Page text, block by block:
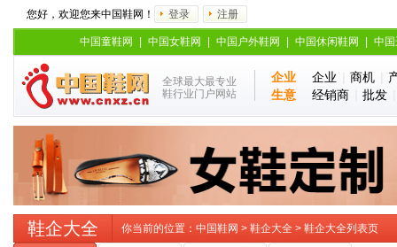
您好，欢迎您来中国鞋网！ 登录 注册
中国童鞋网 中国女鞋网 中国户外鞋网 中国休闲鞋网 中
全球最大最专业
鞋行业门户网站
企业
生意
企业 商机
经销商
批发
鞋企大全 你当前的位置： 中国鞋网 > 鞋企大全 > 鞋企大全列表页